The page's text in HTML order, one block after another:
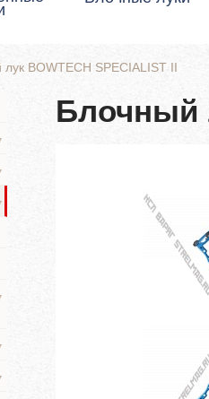
BOWTECH SPECIALIST II
Блочный